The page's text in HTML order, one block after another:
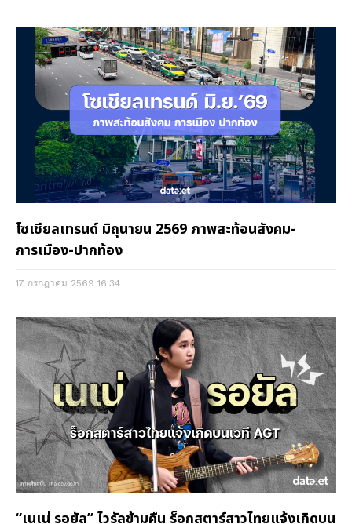
โซเชียลเทรนด์ มิถุนายน 2569 ภาพสะท้อนสังคม-
การเมือง-ปากท้อง
17 กรกฎาคม 2569 16:34
“เนเน่ รอยัล” ไวรัลข้ามคืน ร็อกสตาร์สาวไทยแจ้งเกิดบน